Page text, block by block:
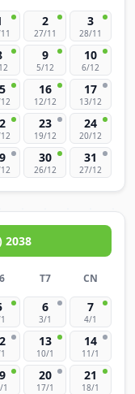
2
27/11
3
28/11
9
5/12
10
6/12
16
12/12
17
13/12
23
19/12
24
20/12
30
26/12
31
27/12
2038
T7 CN
6
3/1
7
4/1
13
10/1
14
11/1
1
20
17/1
21
18/1